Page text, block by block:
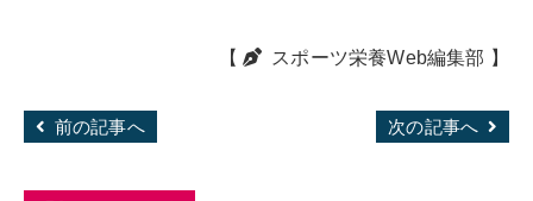
【 スポーツ栄養Web編集部 】
前の記事へ 次の記事へ